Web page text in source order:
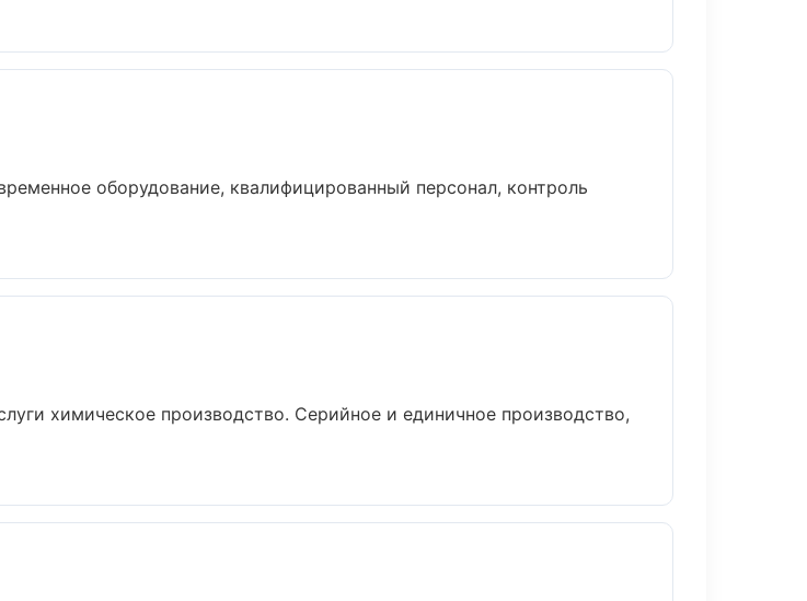
оборудование, квалифицированный персонал, контроль
химическое производство. Серийное и единичное производство,